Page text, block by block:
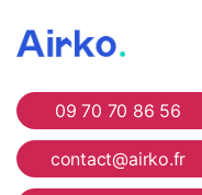
Airko09 70 70 86 56
contact@airko.fr